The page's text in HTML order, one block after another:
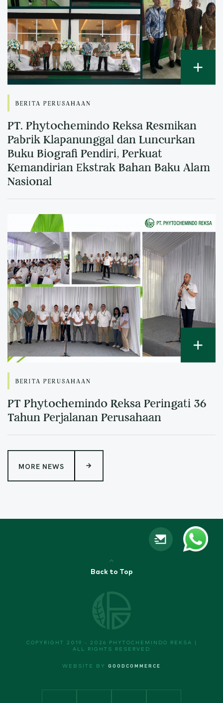
BERITA PERUSAHAAN
PT. Phytochemindo Reksa Resmikan
Pabrik Klapanunggal dan Luncurkan
Buku Biografi Pendiri, Perkuat
Kemandirian Ekstrak Bahan Baku Alam
Nasional
BERITA PERUSAHAAN
PT Phytochemindo Reksa Peringati 36
Tahun Perjalanan Perusahaan
MORE NEWS
Back to Top
COPYRIGHT 2019 - 2026 PHYTOCHEMINDO REKSA |
ALL RIGHTS RESERVED
WEBSITE BY GOODCOMMERCE